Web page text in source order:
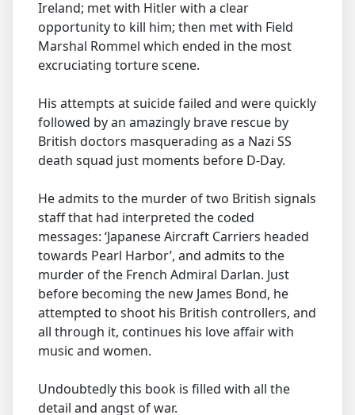
Ireland; met with Hitler with a clear
opportunity to kill him; then met with Field
Marshal Rommel which ended in the most
excruciating torture scene.
His attempts at suicide failed and were quickly
followed by an amazingly brave rescue by
British doctors masquerading as a Nazi SS
death squad just moments before D-Day.
He admits to the murder of two British signals
staff that had interpreted the coded
messages: ‘Japanese Aircraft Carriers headed
towards Pearl Harbor’, and admits to the
murder of the French Admiral Darlan. Just
before becoming the new James Bond, he
attempted to shoot his British controllers, and
all through it, continues his love affair with
music and women.
Undoubtedly this book is filled with all the
detail and angst of war.